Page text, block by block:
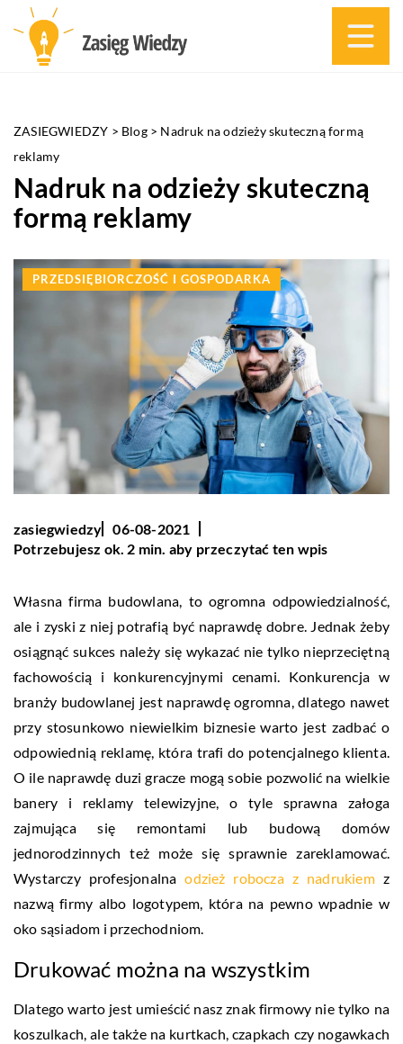
ZASIEGWIEDZY > Blog> Nadruk na odzieży skuteczną formą
reklamy
Nadruk na odzieży skuteczną
formą reklamy
PRZEDSIĘBIORCZOŚĆ I GOSPODARKA
zasiegwiedzy
06-08-2021
Potrzebujesz ok. 2 min. aby przeczytać ten wpis
Własna firma budowlana, to ogromna odpowiedzialność,
ale i zyski z niej potrafią być naprawdę dobre. Jednak żeby
osiągnąć sukces należy się wykazać nie tylko nieprzeciętną
fachowością i konkurencyjnymi cenami. Konkurencja w
branży budowlanej jest naprawdę ogromna, dlatego nawet
przy stosunkowo niewielkim biznesie warto jest zadbać o
odpowiednią reklamę, która trafi do potencjalnego klienta.
O ile naprawdę duzi gracze mogą sobie pozwolić na wielkie
banery i reklamy telewizyjne, o tyle sprawna załoga
zajmująca się remontami lub budową domów
jednorodzinnych też może się sprawnie zareklamować.
Wystarczy profesjonalnaodzież robocza z nadrukiemz
nazwą firmy albo logotypem, która na pewno wpadnie w
oko sąsiadom i przechodniom.
Drukować można na wszystkim
Dlatego warto jest umieścić nasz znak firmowy nie tylko na
koszulkach, ale także na kurtkach, czapkach czy nogawkach